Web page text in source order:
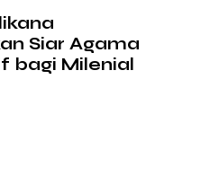
Siar Agama
bagi Milenial